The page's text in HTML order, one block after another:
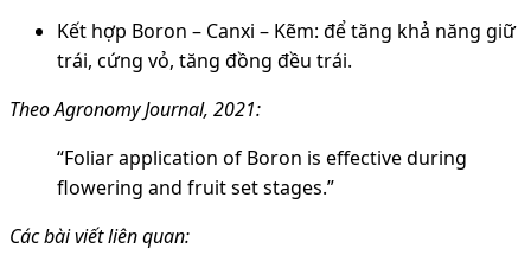
Kết hợp Boron – Canxi – Kẽm: để tăng khả năng giữ
trái, cứng vỏ, tăng đồng đều trái.
Theo Agronomy Journal, 2021:
“Foliar application of Boron is effective during
flowering and fruit set stages.”
Các bài viết liên quan: